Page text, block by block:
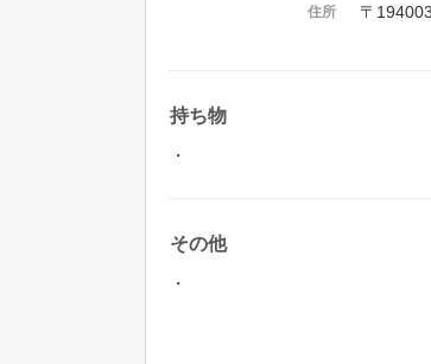
住所 〒
持ち物
・
その他
・